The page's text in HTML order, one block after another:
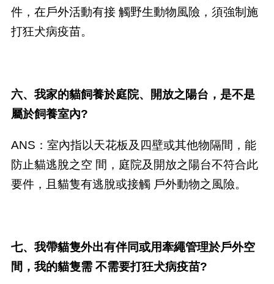
件，在戶外活動有接 觸野生動物風險，須強制施
打狂犬病疫苗。
六、我家的貓飼養於庭院、開放之陽台，是不是
屬於飼養室內?
ANS：室內指以天花板及四壁或其他物隔間，能
防止貓逃脫之空 間，庭院及開放之陽台不符合此
要件，且貓隻有逃脫或接觸 戶外動物之風險。
七、我帶貓隻外出有伴同或用牽繩管理於戶外空
間，我的貓隻需 不需要打狂犬病疫苗?